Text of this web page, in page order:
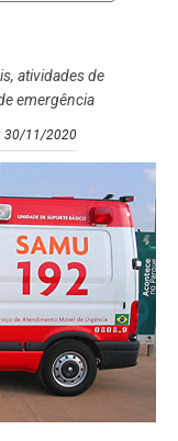
atividades de
emergência
30/11/2020